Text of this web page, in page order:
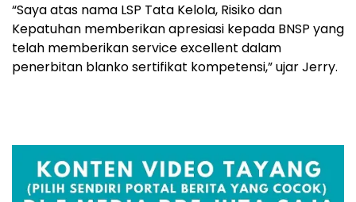
“Saya atas nama LSP Tata Kelola, Risiko dan
Kepatuhan memberikan apresiasi kepada BNSP yang
telah memberikan service excellent dalam
penerbitan blanko sertifikat kompetensi,” ujar Jerry.